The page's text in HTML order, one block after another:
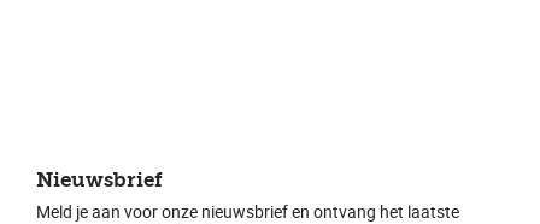
Nieuwsbrief
Meld je aan voor onze nieuwsbrief en ontvang het laatste